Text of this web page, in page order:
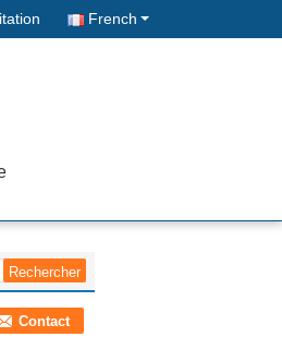
French
Contact